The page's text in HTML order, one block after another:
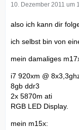
10. Dezember 2011 um
also ich kann dir
ich selbst bin von
mein damaliges
i7 920xm @
8gb ddr3
2x 5870m ati
RGB LED Display.
mein m15x: